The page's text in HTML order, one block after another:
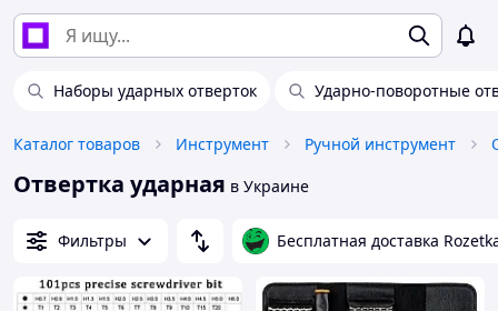
Наборы ударных отверток Ударно-поворотные
Каталог товаров Инструмент Ручной инструмент
Отвертка ударная в Украине
Фильтры Бесплатная доставка